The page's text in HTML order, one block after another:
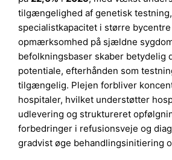
tilgængelighed af genetisk
specialistkapacitet i større
opmærksomhed på sjældne
befolkningsbaser skaber betydelig
potentiale, efterhånden som
tilgængelig. Plejen forbliver
hospitaler, hvilket understøtter
udlevering og struktureret
forbedringer i refusionsveje og
gradvist øge behandlingsinitiering